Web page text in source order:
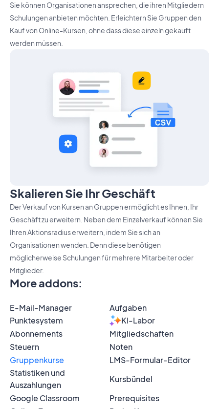
More addons:
E-Mail-Manager
Aufgaben
Punktesystem
KI-Labor
Abonnements
Mitgliedschaften
Steuern
Noten
Gruppenkurse
LMS-Formular-Editor
Statistiken und
Auszahlungen
Kursbündel
Google Classroom
Prerequisites
Sie können Organisationen ansprechen, die ihren Mitgliedern
Schulungen anbieten möchten. Erleichtern Sie Gruppen den
Kauf von Online-Kursen, ohne dass diese einzeln gekauft
werden müssen.
Skalieren Sie Ihr Geschäft
Der Verkauf von Kursen an Gruppen ermöglicht es Ihnen, Ihr
Geschäft zu erweitern. Neben dem Einzelverkauf können Sie
Ihren Aktionsradius erweitern, indem Sie sich an
Organisationen wenden. Denn diese benötigen
möglicherweise Schulungen für mehrere Mitarbeiter oder
Mitglieder.